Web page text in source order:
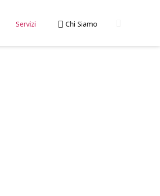
Servizi Chi Siamo